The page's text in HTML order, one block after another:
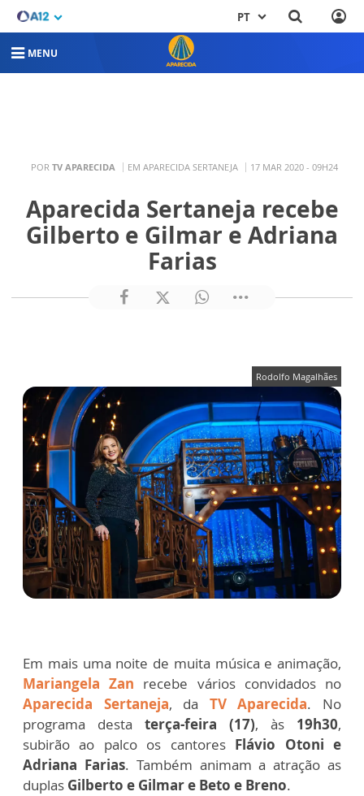
PT
MENU
POR TV APARECIDA EM APARECIDA SERTANEJA 17 MAR 2020 - 09H24
Aparecida Sertaneja recebe
Gilberto e Gilmar e Adriana
Farias
Rodolfo Magalhães
Em mais uma noite de muita música e animação,
Mariangela Zan recebe vários convidados no
Aparecida Sertaneja, da TV Aparecida. No
programa desta terça-feira (17), às 19h30,
subirão ao palco os cantores Flávio Otoni e
Adriana Farias. Também animam a atração as
duplas Gilberto e Gilmar e Beto e Breno.